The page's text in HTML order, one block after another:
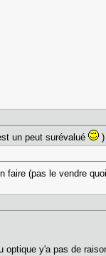
un peut surévalué
)
faire (pas le vendre
optique y'a pas de